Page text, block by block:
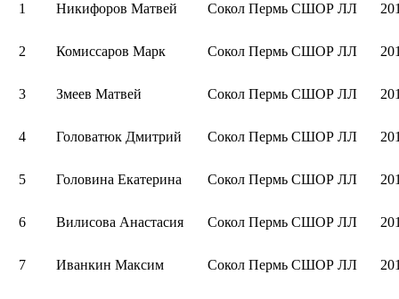
1 Никифоров Матвей Сокол Пермь СШОР ЛЛ
2 Комиссаров Марк Сокол Пермь СШОР ЛЛ
3 Змеев Матвей Сокол Пермь СШОР ЛЛ
4 Головатюк Дмитрий Сокол Пермь СШОР ЛЛ
5 Головина Екатерина Сокол Пермь СШОР ЛЛ
6 Вилисова Анастасия Сокол Пермь СШОР ЛЛ
7 Иванкин Максим Сокол Пермь СШОР ЛЛ